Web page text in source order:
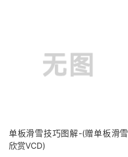
单板滑雪技巧图解-(赠单板滑雪
欣赏VCD)